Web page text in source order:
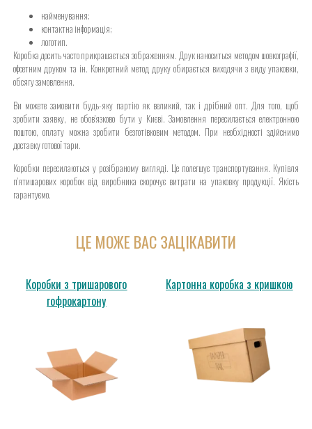
найменування;
контактна інформація;
логотип.
Коробка досить часто прикрашається зображенням. Друк наноситься методом шовкографії,
офсетним друком та ін. Конкретний метод друку обирається виходячи з виду упаковки,
обсягу замовлення.
Ви можете замовити будь-яку партію як великий, так і дрібний опт. Для того, щоб
зробити заявку, не обов’язково бути у Києві. Замовлення пересилається електронною
поштою, оплату можна зробити безготівковим методом. При необхідності здійснимо
доставку готової тари.
Коробки пересилаються у розібраному вигляді. Це полегшує транспортування. Купівля
п’ятишарових коробок від виробника скорочує витрати на упаковку продукції. Якість
гарантуємо.
ЦЕ МОЖЕ ВАС ЗАЦІКАВИТИ
Коробки з тришарового
гофрокартону
Картонна коробка з кришкою